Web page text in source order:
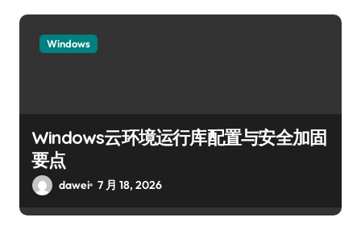
Windows
Windows云环境运行库配置与安全加固
要点
dawei 7 月 18, 2026